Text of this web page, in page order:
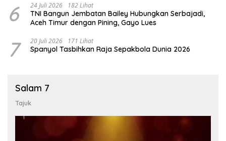
6 24 Juli 2026 182 Lihat
TNI Bangun Jembatan Bailey Hubungkan Serbajadi,
Aceh Timur dengan Pining, Gayo Lues
7 20 Juli 2026 171 Lihat
Spanyol Tasbihkan Raja Sepakbola Dunia 2026
Salam 7
Tajuk